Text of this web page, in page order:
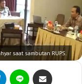
saat sambutan RUPS.